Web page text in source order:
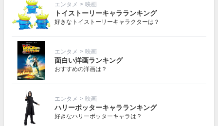
エンタメ > 映画
トイストーリーキャラランキング
好きなトイストーリーキャラクターは？
エンタメ > 映画
面白い洋画ランキング
おすすめの洋画は？
エンタメ > 映画
ハリーポッターキャラランキング
好きなハリーポッターキャラは？